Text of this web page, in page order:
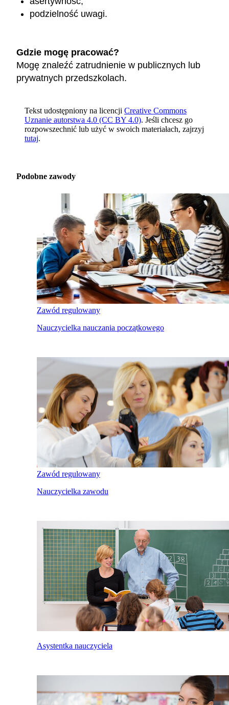
podzielność uwagi.
Gdzie mogę pracować?
Mogę znaleźć zatrudnienie w publicznych lub
prywatnych przedszkolach.
Tekst udostępniony na licencji Creative Commons
Uznanie autorstwa 4.0 (CC BY 4.0). Jeśli chcesz go
rozpowszechnić lub użyć w swoich materiałach, zajrzyj
tutaj.
Podobne zawody
Zawód regulowany
Nauczycielka nauczania początkowego
Zawód regulowany
Nauczycielka zawodu
Asystentka nauczyciela